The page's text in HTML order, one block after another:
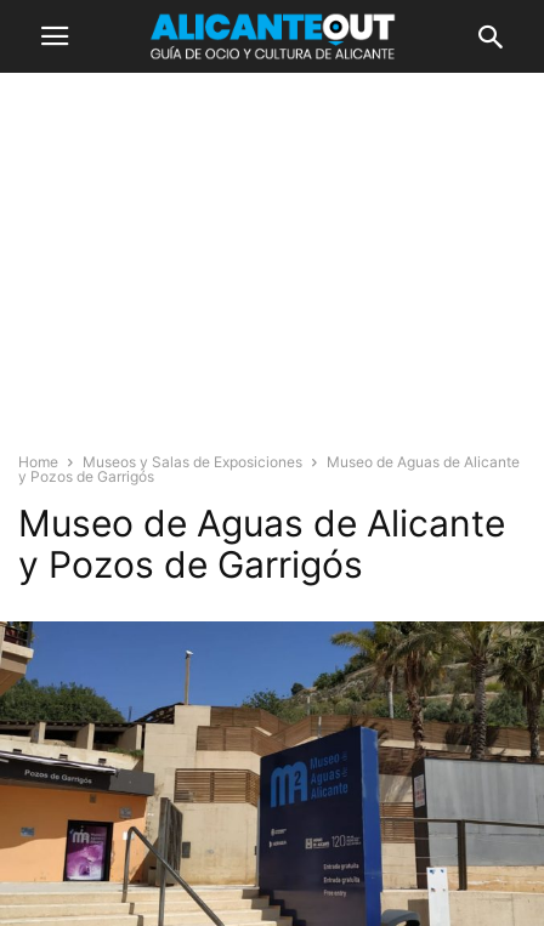
Home Museos y Salas de Exposiciones
Museo de Aguas de Alicante
y Pozos de Garrigós
Museo de Aguas de Alicante
y Pozos de Garrigós